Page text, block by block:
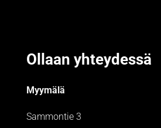
Ollaan yhteydessä
Myymälä
Sammontie 3